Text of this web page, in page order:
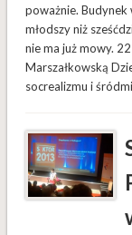
poważnie.
młodszy niż
nie ma już mowy.
Marszałkowską
socrealizmu i